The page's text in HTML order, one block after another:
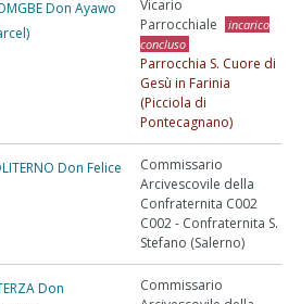
Don Ayawo
Vicario
Parrocchiale
incarico
concluso
Parrocchia S. Cuore di
Gesù in Farinia
(Picciola di
Pontecagnano)
Don Felice
Commissario
Arcivescovile della
Confraternita C002
C002 - Confraternita S.
Stefano (Salerno)
Don
Commissario